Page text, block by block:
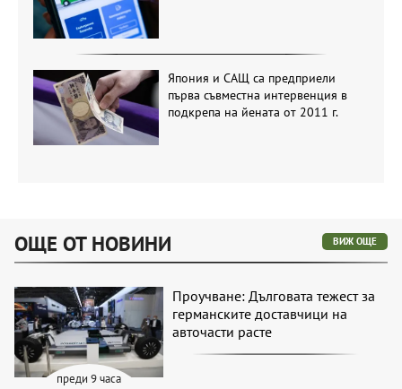
Япония и САЩ са предприели
първа съвместна интервенция в
подкрепа на йената от 2011 г.
ОЩЕ ОТ НОВИНИ ВИЖ ОЩЕ
преди 9 часа
Проучване: Дълговата тежест за
германските доставчици на
авточасти расте